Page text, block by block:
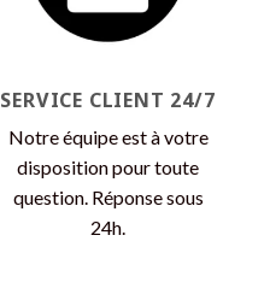
SERVICE CLIENT 24/7
Notre équipe est à votre
disposition pour toute
question. Réponse sous
24h.